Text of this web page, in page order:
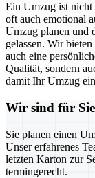
Ein Umzug ist nicht
oft auch emotional
Umzug planen und
gelassen. Wir
auch eine
Qualität, sondern
damit Ihr Umzug
Wir sind für
Sie planen einen
Unser erfahrenes
letzten Karton zur
termingerecht.